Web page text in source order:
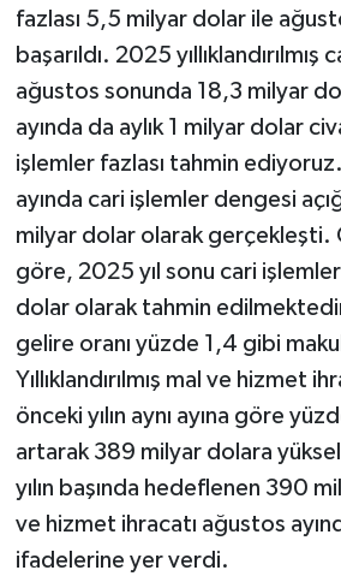
fazlası 5,5 milyar dolar ile
başarıldı. 2025 yıllıklandırılmış
ağustos sonunda 18,3 milyar
ayında da aylık 1 milyar dolar
işlemler fazlası tahmin
ayında cari işlemler dengesi
milyar dolar olarak gerçekleşti.
göre, 2025 yıl sonu cari
dolar olarak tahmin
gelire oranı yüzde 1,4 gibi
Yıllıklandırılmış mal ve hizmet
önceki yılın aynı ayına göre
artarak 389 milyar dolara
yılın başında hedeflenen 390
ve hizmet ihracatı ağustos
ifadelerine yer verdi.